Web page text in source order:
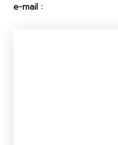
e-mail :